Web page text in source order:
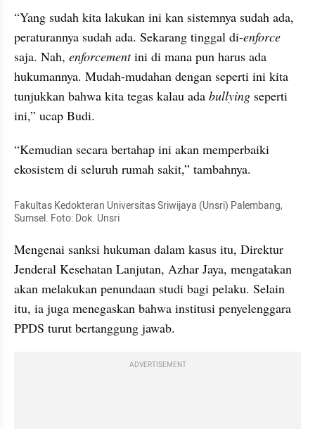
“Yang sudah kita lakukan ini kan sistemnya sudah ada,
peraturannya sudah ada. Sekarang tinggal di-enforce
saja. Nah, enforcement ini di mana pun harus ada
hukumannya. Mudah-mudahan dengan seperti ini kita
tunjukkan bahwa kita tegas kalau ada bullying seperti
ini,” ucap Budi.
“Kemudian secara bertahap ini akan memperbaiki
ekosistem di seluruh rumah sakit,” tambahnya.
Fakultas Kedokteran Universitas Sriwijaya (Unsri) Palembang,
Sumsel. Foto: Dok. Unsri
Mengenai sanksi hukuman dalam kasus itu, Direktur
Jenderal Kesehatan Lanjutan, Azhar Jaya, mengatakan
akan melakukan penundaan studi bagi pelaku. Selain
itu, ia juga menegaskan bahwa institusi penyelenggara
PPDS turut bertanggung jawab.
ADVERTISEMENT